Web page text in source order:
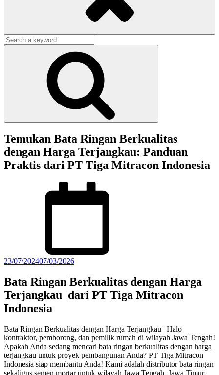
Search
for:
Search
Temukan Bata Ringan Berkualitas
dengan Harga Terjangkau: Panduan
Praktis dari PT Tiga Mitracon Indonesia
23/07/202407/03/2026
Bata Ringan Berkualitas dengan Harga
Terjangkau dari PT Tiga Mitracon
Indonesia
Bata Ringan Berkualitas dengan Harga Terjangkau | Halo
kontraktor, pemborong, dan pemilik rumah di wilayah Jawa Tengah!
Apakah Anda sedang mencari bata ringan berkualitas dengan harga
terjangkau untuk proyek pembangunan Anda? PT Tiga Mitracon
Indonesia siap membantu Anda! Kami adalah distributor bata ringan
sekaligus semen mortar untuk wilayah Jawa Tengah, Jawa Timur,